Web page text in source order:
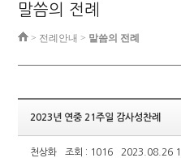
말씀의 전례
> 전례안내 > 말씀의 전례
2023년 연중 21주일 감사성찬례
천상화 조회 : 1016 2023.08.26